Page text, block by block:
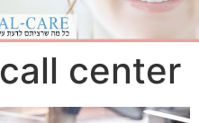
call center